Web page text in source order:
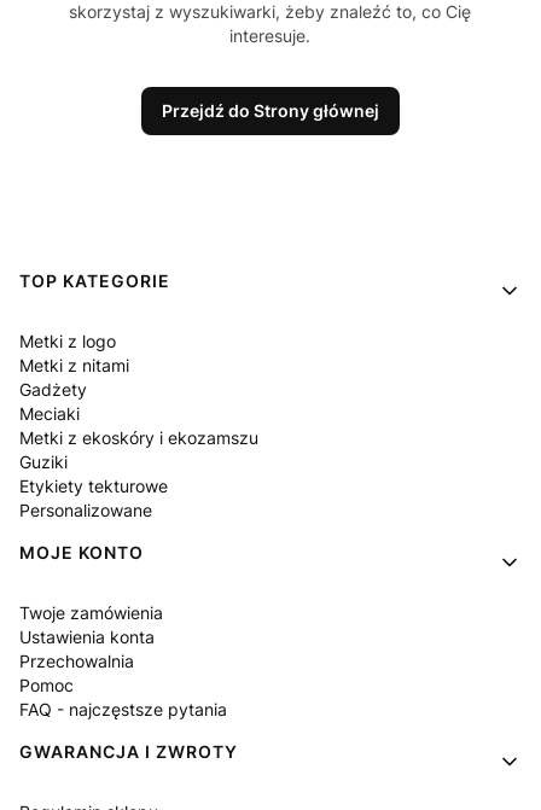
skorzystaj z wyszukiwarki, żeby znaleźć to, co Cię
interesuje.
Przejdź do Strony głównej
Linki w stopce
TOP KATEGORIE
Metki z logo
Metki z nitami
Gadżety
Meciaki
Metki z ekoskóry i ekozamszu
Guziki
Etykiety tekturowe
Personalizowane
MOJE KONTO
Twoje zamówienia
Ustawienia konta
Przechowalnia
Pomoc
FAQ - najczęstsze pytania
GWARANCJA I ZWROTY